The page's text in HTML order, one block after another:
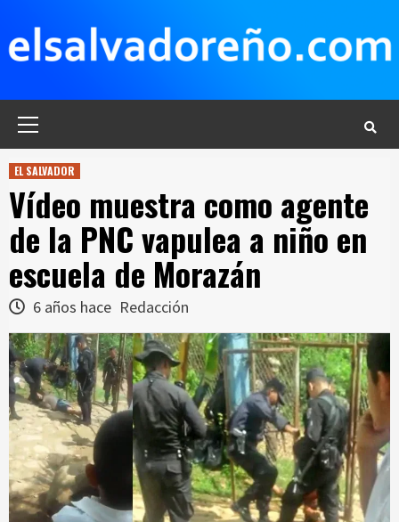
contenido
EL SALVADOR
Vídeo muestra como agente
de la PNC vapulea a niño en
escuela de Morazán
6 años hace Redacción